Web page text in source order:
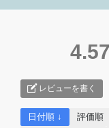
4.57
レビューを書く
日付順 ↓ 評価順